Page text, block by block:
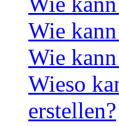
Wie
Wie
Wieso
erstellen?